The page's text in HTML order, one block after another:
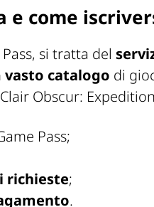
e come
si tratta del
vasto catalogo di
Obscur:
Pass;
richieste;
.